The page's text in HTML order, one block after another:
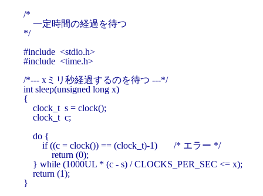
/*
    一定時間の経過を待つ
*/
#include  <stdio.h>
#include  <time.h>
/*--- xミリ秒経過するのを待つ ---*/
int sleep(unsigned long x)
{
    clock_t  s = clock();
    clock_t  c;
    do {
        if ((c = clock()) == (clock_t)-1)       /* エラー */
            return (0);
    } while (1000UL * (c - s) / CLOCKS_PER_SEC <= x);
    return (1);
}